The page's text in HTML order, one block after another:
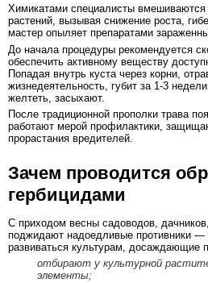
Химикатами специалисты вмешиваются
растений, вызывая снижение роста,
мастер опыляет препаратами
До начала процедуры рекомендуется
обеспечить активному веществу
Попадая внутрь куста через корни,
жизнедеятельность, губит за 1-3
желтеть, засыхают.
После традиционной прополки трава
работают мерой профилактики,
прорастания вредителей.
Зачем проводится
гербицидами
С приходом весны садоводов,
поджидают надоедливые противники
развиваться культурам, досаждающие
отбирают у культурной
элементы;